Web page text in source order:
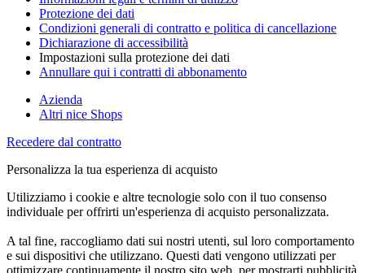
Protezione dei dati
Condizioni generali di contratto e politica di cancellazione
Dichiarazione di accessibilità
Impostazioni sulla protezione dei dati
Annullare qui i contratti di abbonamento
Azienda
Altri nice Shops
Recedere dal contratto
Personalizza la tua esperienza di acquisto
Utilizziamo i cookie e altre tecnologie solo con il tuo consenso
individuale per offrirti un'esperienza di acquisto personalizzata.
A tal fine, raccogliamo dati sui nostri utenti, sul loro comportamento
e sui dispositivi che utilizzano. Questi dati vengono utilizzati per
ottimizzare continuamente il nostro sito web, per mostrarti pubblicità